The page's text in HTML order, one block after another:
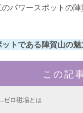
パワースポットの
トである陣賀山の
この記
ゼロ磁場とは